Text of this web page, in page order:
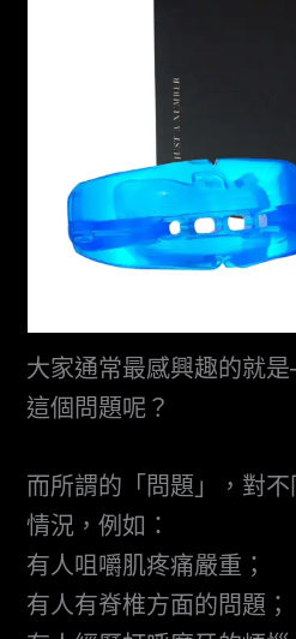
大家通常最感興趣的就
這個問題呢？
而所謂的「問題」，對
情況，例如：
有人咀嚼肌疼痛嚴重；
有人有脊椎方面的問題；